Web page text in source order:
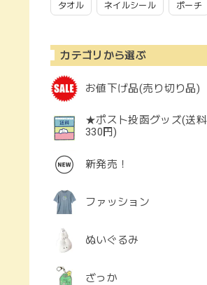
タオル ネイルシール ポーチ
カテゴリから選ぶ
お値下げ品(売り切り品)
★ポスト投函グッズ(送料
330円)
新発売！
ファッション
ぬいぐるみ
ざっか